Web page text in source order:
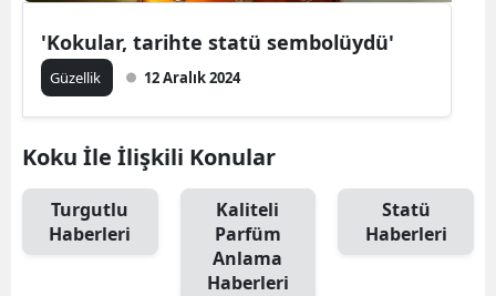
'Kokular, tarihte statü sembolüydü'
Güzellik 12 Aralık 2024
Koku İle İlişkili Konular
Turgutlu
Haberleri
Kaliteli
Parfüm
Anlama
Haberleri
Statü
Haberleri